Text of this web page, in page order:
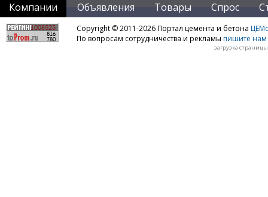
Компании Объявления Товары Спрос
Copyright © 2011-2026 Портал цемента и бетона
По вопросам сотрудничества и рекламы пишите нам
загрузка